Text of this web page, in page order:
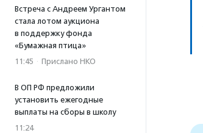
Встреча с Андреем Ургантом
стала лотом аукциона
в поддержку фонда
«Бумажная птица»
11:45 · Прислано НКО
В ОП РФ предложили
установить ежегодные
выплаты на сборы в школу
11:24